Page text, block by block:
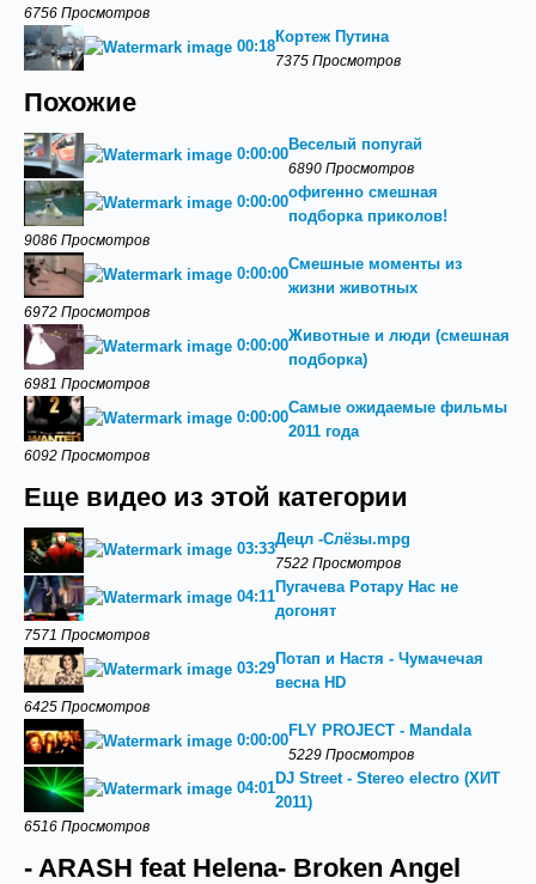
6756 Просмотров
00:18
Кортеж Путина
7375 Просмотров
Похожие
0:00:00
Веселый попугай
6890 Просмотров
0:00:00
офигенно смешная
подборка приколов!
9086 Просмотров
0:00:00
Смешные моменты из
жизни животных
6972 Просмотров
0:00:00
Животные и люди (смешная
подборка)
6981 Просмотров
0:00:00
Самые ожидаемые фильмы
2011 года
6092 Просмотров
Еще видео из этой категории
03:33
Децл -Слёзы.mpg
7522 Просмотров
04:11
Пугачева Ротару Нас не
догонят
7571 Просмотров
03:29
Потап и Настя - Чумачечая
весна HD
6425 Просмотров
0:00:00
FLY PROJECT - Mandala
5229 Просмотров
04:01
DJ Street - Stereo electro (ХИТ
2011)
6516 Просмотров
- ‪ARASH feat Helena- Broken Angel